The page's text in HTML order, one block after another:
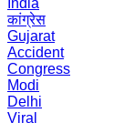
India
कांग्रेस
Gujarat
Accident
Congress
Modi
Delhi
Viral